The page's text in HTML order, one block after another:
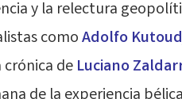
y la relectura
comoAdolfo
de Luciano